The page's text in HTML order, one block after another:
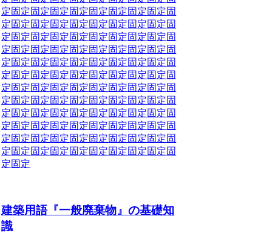
定固定固定固定固定固定固定固定固定固
定固定固定固定固定固定固定固定固定固
定固定固定固定固定固定固定固定固定固
定固定固定固定固定固定固定固定固定固
定固定固定固定固定固定固定固定固定固
定固定固定固定固定固定固定固定固定固
定固定固定固定固定固定固定固定固定固
定固定固定固定固定固定固定固定固定固
定固定固定固定固定固定固定固定固定固
定固定固定固定固定固定固定固定固定固
定固定固定固定固定固定固定固定固定固
定固定固定固定固定固定固定固定固定固
定固定
建築用語『一般廃棄物』の基礎知
識